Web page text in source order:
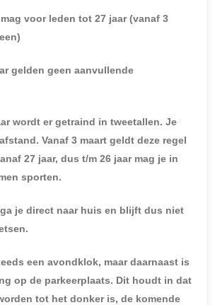
voor leden tot 27 jaar (vanaf 3
gelden geen aanvullende
wordt er getraind in tweetallen. Je
Vanaf 3 maart geldt deze regel
27 jaar, dus t/m 26 jaar mag je in
sporten.
je direct naar huis en blijft dus niet
een avondklok, maar daarnaast is
op de parkeerplaats. Dit houdt in dat
tot het donker is, de komende